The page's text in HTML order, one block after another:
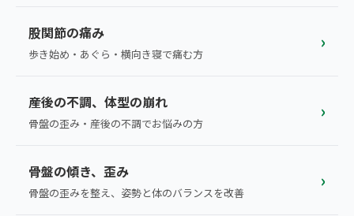
テニス
九州
福岡エリア（9院）
鹿児島エリア（3院）
股関節の痛み
歩き始め・あぐら・横向き寝で痛む方
›
産後の不調、体型の崩れ
骨盤の歪み・産後の不調でお悩みの方
›
骨盤の傾き、歪み
骨盤の歪みを整え、姿勢と体のバランスを改善
›